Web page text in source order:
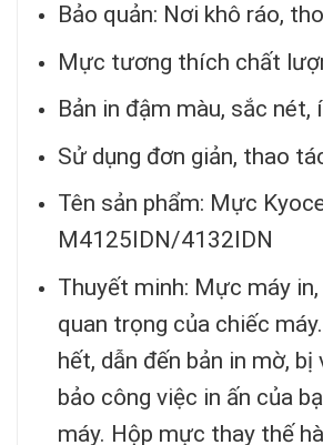
Bảo quản: Nơi khô ráo,
Mực tương thích chất
Bản in đậm màu, sắc
Sử dụng đơn giản, thao
Tên sản phẩm: Mực
M4125IDN/4132IDN
Thuyết minh: Mực máy
quan trọng của chiếc
hết, dẫn đến bản in mờ,
bảo công việc in ấn của
máy. Hộp mực thay thế